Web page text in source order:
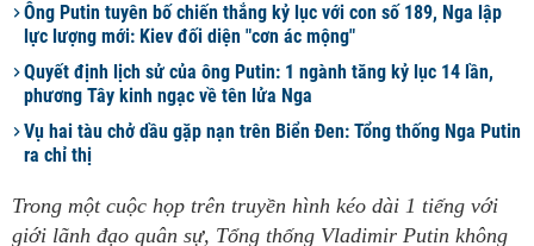
Ông Putin tuyên bố chiến thắng kỷ lục với con số 189, Nga lập
lực lượng mới: Kiev đối diện "cơn ác mộng"
Quyết định lịch sử của ông Putin: 1 ngành tăng kỷ lục 14 lần,
phương Tây kinh ngạc về tên lửa Nga
Vụ hai tàu chở dầu gặp nạn trên Biển Đen: Tổng thống Nga Putin
ra chỉ thị
Trong một cuộc họp trên truyền hình kéo dài 1 tiếng với
giới lãnh đạo quân sự, Tổng thống Vladimir Putin không